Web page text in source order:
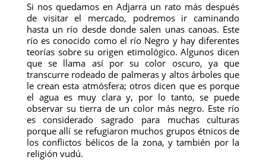
Si nos quedamos en Adjarra un rato más después
de visitar el mercado, podremos ir caminando
hasta un río desde donde salen unas canoas. Este
río es conocido como el río Negro y hay diferentes
teorías sobre su origen etimológico. Algunos dicen
que se llama así por su color oscuro, ya que
transcurre rodeado de palmeras y altos árboles que
le crean esta atmósfera; otros dicen que es porque
el agua es muy clara y, por lo tanto, se puede
observar su tierra de un color más negro. Este río
es considerado sagrado para muchas culturas
porque allí se refugiaron muchos grupos étnicos de
los conflictos bélicos de la zona, y también por la
religión vudú.